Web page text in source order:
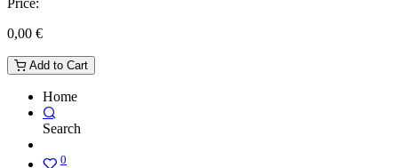
Price:
0,00 €
Add to Cart
Home
Search
0